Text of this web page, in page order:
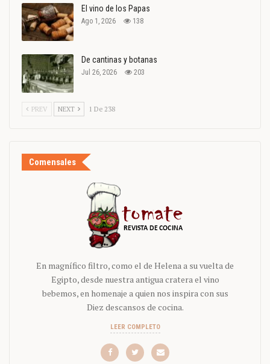
El vino de los Papas
Ago 1, 2026 138
De cantinas y botanas
Jul 26, 2026 203
PREV NEXT 1 De 238
Comensales
En magnífico filtro, como el de Helena a su vuelta de
Egipto, desde nuestra antigua cratera el vino
bebemos, en homenaje a quien nos inspira con sus
Diez descansos de cocina.
LEER COMPLETO